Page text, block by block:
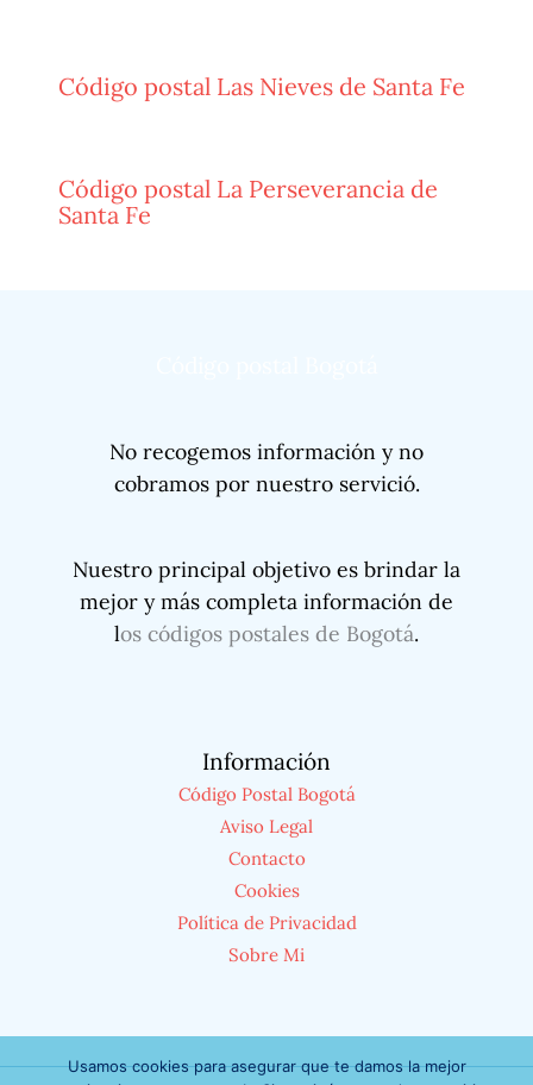
Código postal Las Nieves de Santa Fe
Código postal La Perseverancia de
Santa Fe
No recogemos información y no
cobramos por nuestro servició.
Nuestro principal objetivo es brindar la
mejor y más completa información de
los códigos postales de Bogotá.
Información
Código Postal Bogotá
Aviso Legal
Contacto
Cookies
Política de Privacidad
Sobre Mi
Usamos cookies para asegurar que te damos la mejor